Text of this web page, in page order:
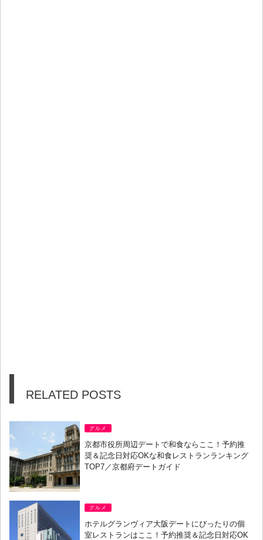
RELATED POSTS
グルメ
京都市役所周辺デートで和食ならここ！予約推
奨＆記念日対応OKな和食レストランランキング
TOP7／京都府デートガイド
グルメ
ホテルグランヴィア大阪デートにぴったりの個
室レストランはここ！予約推奨＆記念日対応OK